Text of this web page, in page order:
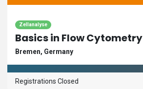
Zellanalyse
Basics in Flow Cytometry
Bremen, Germany
Registrations Closed